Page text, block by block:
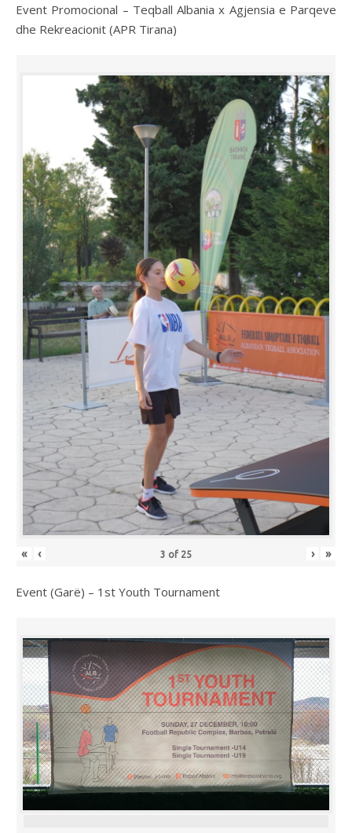
Event Promocional – Teqball Albania x Agjensia e Parqeve
dhe Rekreacionit (APR Tirana)
« ‹ 3 of 25 › »
Event (Garë) – 1st Youth Tournament